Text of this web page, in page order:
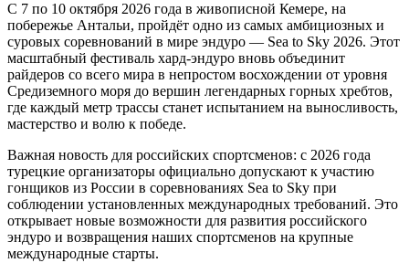
С 7 по 10 октября 2026 года в живописной Кемере, на
побережье Антальи, пройдёт одно из самых амбициозных и
суровых соревнований в мире эндуро — Sea to Sky 2026. Этот
масштабный фестиваль хард-эндуро вновь объединит
райдеров со всего мира в непростом восхождении от уровня
Средиземного моря до вершин легендарных горных хребтов,
где каждый метр трассы станет испытанием на выносливость,
мастерство и волю к победе.
Важная новость для российских спортсменов: с 2026 года
турецкие организаторы официально допускают к участию
гонщиков из России в соревнованиях Sea to Sky при
соблюдении установленных международных требований. Это
открывает новые возможности для развития российского
эндуро и возвращения наших спортсменов на крупные
международные старты.